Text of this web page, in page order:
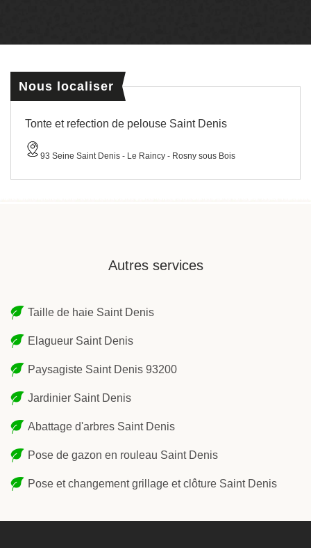
Nous localiser
Tonte et refection de pelouse Saint Denis
93 Seine Saint Denis - Le Raincy - Rosny sous Bois
Autres services
Taille de haie Saint Denis
Elagueur Saint Denis
Paysagiste Saint Denis 93200
Jardinier Saint Denis
Abattage d'arbres Saint Denis
Pose de gazon en rouleau Saint Denis
Pose et changement grillage et clôture Saint Denis